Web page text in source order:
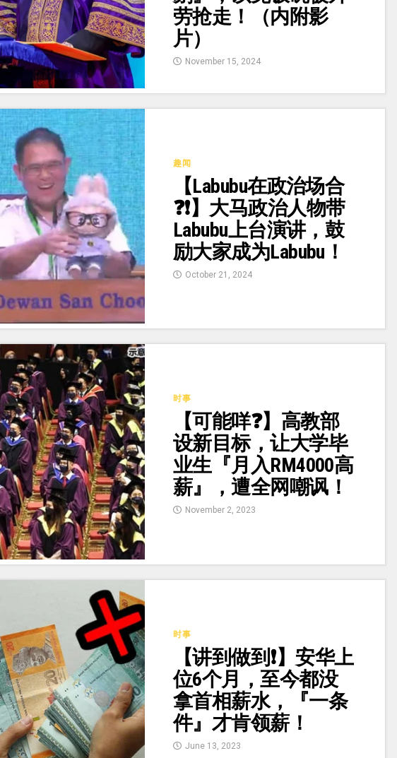
劳抢走！（内附影
片）
November 15, 2024
趣闻
【Labubu在政治场合
❓❗】大马政治人物带
Labubu上台演讲，鼓
励大家成为Labubu！
October 21, 2024
时事
【可能咩❓】高教部
设新目标，让大学毕
业生『月入RM4000高
薪』，遭全网嘲讽！
November 2, 2023
时事
【讲到做到❗】安华上
位6个月，至今都没
拿首相薪水，『一条
件』才肯领薪！
June 13, 2023